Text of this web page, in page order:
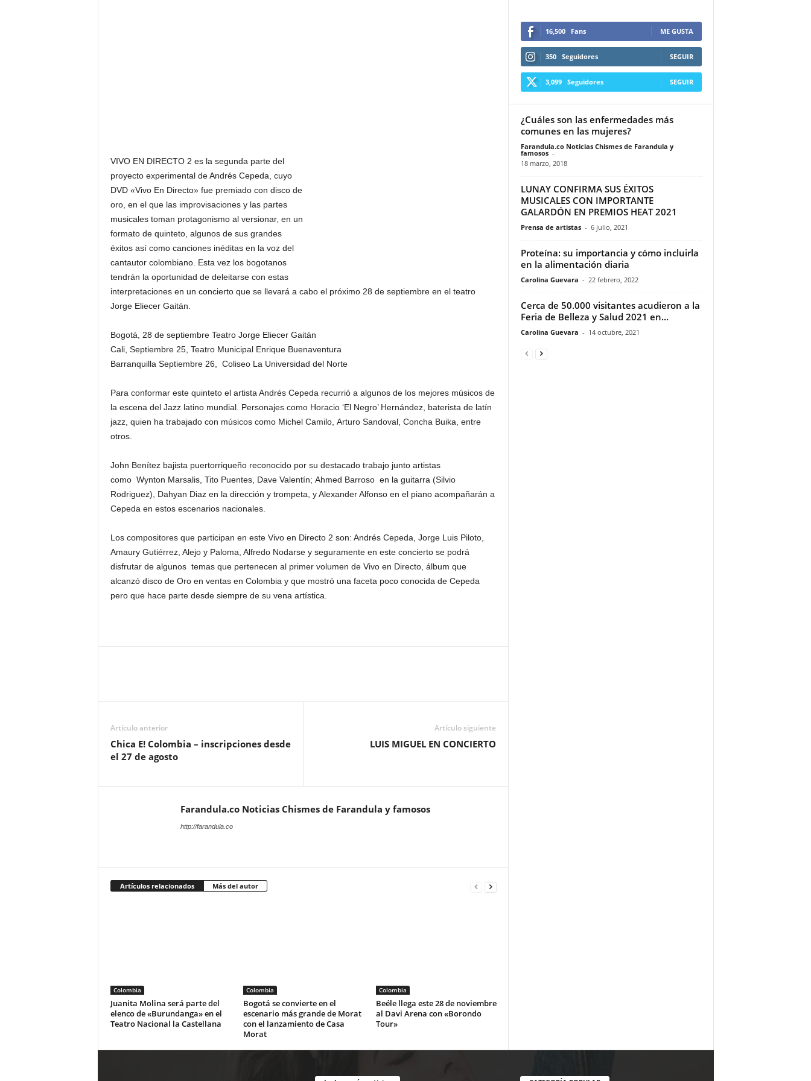
VIVO EN DIRECTO 2 es la segunda parte del
proyecto experimental de Andrés Cepeda, cuyo
DVD «Vivo En Directo» fue premiado con disco de
oro, en el que las improvisaciones y las partes
musicales toman protagonismo al versionar, en un
formato de quinteto, algunos de sus grandes
éxitos así como canciones inéditas en la voz del
cantautor colombiano. Esta vez los bogotanos
tendrán la oportunidad de deleitarse con estas
interpretaciones en un concierto que se llevará a cabo el próximo 28 de septiembre en el teatro
Jorge Eliecer Gaitán.
Bogotá, 28 de septiembre Teatro Jorge Eliecer Gaitán
Cali, Septiembre 25, Teatro Municipal Enrique Buenaventura
Barranquilla Septiembre 26, Coliseo La Universidad del Norte
Para conformar este quinteto el artista Andrés Cepeda recurrió a algunos de los mejores músicos de
la escena del Jazz latino mundial. Personajes como Horacio ‘El Negro’ Hernández, baterista de latín
jazz, quien ha trabajado con músicos como Michel Camilo, Arturo Sandoval, Concha Buika, entre
otros.
John Benítez bajista puertorriqueño reconocido por su destacado trabajo junto artistas
como Wynton Marsalis, Tito Puentes, Dave Valentín; Ahmed Barroso en la guitarra (Silvio
Rodriguez), Dahyan Diaz en la dirección y trompeta, y Alexander Alfonso en el piano acompañarán a
Cepeda en estos escenarios nacionales.
Los compositores que participan en este Vivo en Directo 2 son: Andrés Cepeda, Jorge Luis Piloto,
Amaury Gutiérrez, Alejo y Paloma, Alfredo Nodarse y seguramente en este concierto se podrá
disfrutar de algunos temas que pertenecen al primer volumen de Vivo en Directo, álbum que
alcanzó disco de Oro en ventas en Colombia y que mostró una faceta poco conocida de Cepeda
pero que hace parte desde siempre de su vena artística.
Artículo anterior
Chica E! Colombia – inscripciones desde
el 27 de agosto
Artículo siguiente
LUIS MIGUEL EN CONCIERTO
Farandula.co Noticias Chismes de Farandula y famosos
http://farandula.co
Artículos relacionados Más del autor
Colombia
Juanita Molina será parte del
elenco de «Burundanga» en el
Teatro Nacional la Castellana
Colombia
Bogotá se convierte en el
escenario más grande de Morat
con el lanzamiento de Casa
Morat
Colombia
Beéle llega este 28 de noviembre
al Davi Arena con «Borondo
Tour»
16,500 Fans ME GUSTA
350 Seguidores SEGUIR
3,099 Seguidores SEGUIR
¿Cuáles son las enfermedades más
comunes en las mujeres?
Farandula.co Noticias Chismes de Farandula y
famosos -
18 marzo, 2018
LUNAY CONFIRMA SUS ÉXITOS
MUSICALES CON IMPORTANTE
GALARDÓN EN PREMIOS HEAT 2021
Prensa de artistas - 6 julio, 2021
Proteína: su importancia y cómo incluirla
en la alimentación diaria
Carolina Guevara - 22 febrero, 2022
Cerca de 50.000 visitantes acudieron a la
Feria de Belleza y Salud 2021 en...
Carolina Guevara - 14 octubre, 2021